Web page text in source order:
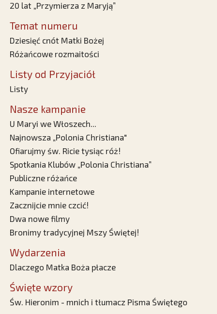
20 lat „Przymierza z Maryją”
Temat numeru
Dziesięć cnót Matki Bożej
Różańcowe rozmaitości
Listy od Przyjaciół
Listy
Nasze kampanie
U Maryi we Włoszech...
Najnowsza „Polonia Christiana"
Ofiarujmy św. Ricie tysiąc róż!
Spotkania Klubów „Polonia Christiana”
Publiczne różańce
Kampanie internetowe
Zacznijcie mnie czcić!
Dwa nowe filmy
Bronimy tradycyjnej Mszy Świętej!
Wydarzenia
Dlaczego Matka Boża płacze
Święte wzory
Św. Hieronim - mnich i tłumacz Pisma Świętego